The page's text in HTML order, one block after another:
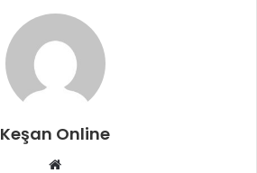
Keşan Online
Web